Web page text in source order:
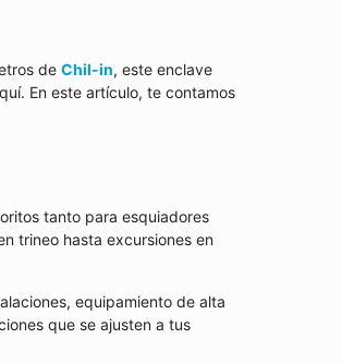
deChil-in, este enclave
En este artículo, te contamos
tanto para esquiadores
trineo hasta excursiones en
equipamiento de alta
que se ajusten a tus